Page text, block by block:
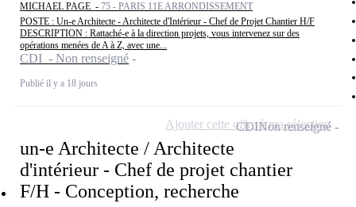
MICHAEL PAGE - 75 - PARIS 11E ARRONDISSEMENT
POSTE : Un-e Architecte - Architecte d'Intérieur - Chef de Projet Chantier H/F
DESCRIPTION : Rattaché-e à la direction projets, vous intervenez sur des
opérations menées de A à Z, avec une...
CDI - Non renseigné
Publié il y a 18 jours
un-e Architecte / Architecte
d'intérieur - Chef de projet chantier
F/H - Conception, recherche
CDINon renseigné
Ajouter cette offre à ma sélection